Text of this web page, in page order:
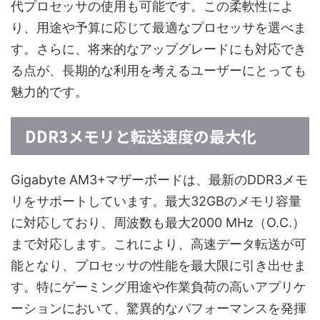
代プロセッサの使用も可能です。この柔軟性によ
り、用途や予算に応じて最適なプロセッサを選べま
す。さらに、将来的なアップグレードにも対応でき
る点が、長期的な利用を考えるユーザーにとっても
魅力的です。
DDR3メモリと転送速度の最大化
Gigabyte AM3+マザーボードは、最新のDDR3メモ
リをサポートしています。最大32GBのメモリ容量
に対応しており、周波数も最大2000 MHz（O.C.）
まで対応します。これにより、高速データ転送が可
能となり、プロセッサの性能を最大限に引き出せま
す。特にゲーミング用途や作業負荷の高いアプリケ
ーションにおいて、驚異的なパフォーマンスを発揮